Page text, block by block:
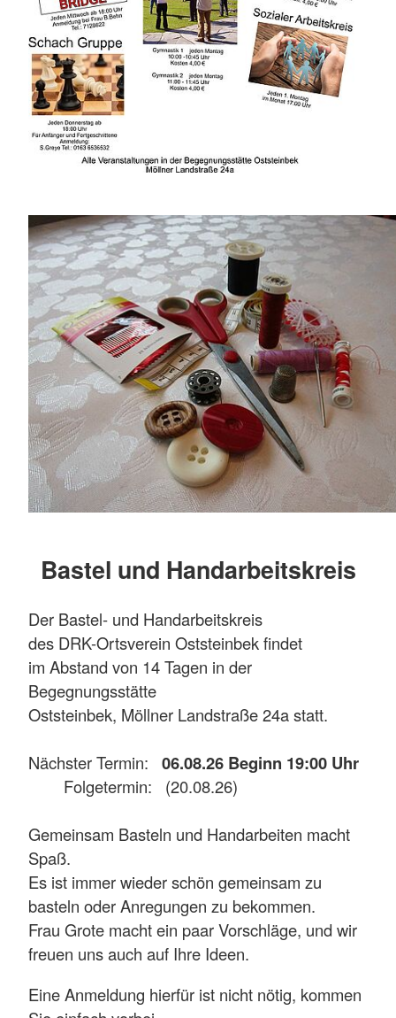
Bastel und Handarbeitskreis
Der Bastel- und Handarbeitskreis
des DRK-Ortsverein Oststeinbek findet
im Abstand von 14 Tagen in der
Begegnungsstätte
Oststeinbek, Möllner Landstraße 24a statt.
Nächster Termin: 06.08.26 Beginn 19:00 Uhr
Folgetermin: (20.08.26)
Gemeinsam Basteln und Handarbeiten macht
Spaß.
Es ist immer wieder schön gemeinsam zu
basteln oder Anregungen zu bekommen.
Frau Grote macht ein paar Vorschläge, und wir
freuen uns auch auf Ihre Ideen.
Eine Anmeldung hierfür ist nicht nötig, kommen